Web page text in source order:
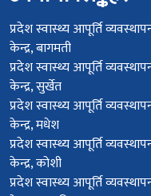
प्रदेश स्वास्थ्य आपूर्ति
केन्द्र, बागमती
प्रदेश स्वास्थ्य आपूर्ति
केन्द्र, सुर्खेत
प्रदेश स्वास्थ्य आपूर्ति
केन्द्र, मधेश
प्रदेश स्वास्थ्य आपूर्ति
केन्द्र, कोशी
प्रदेश स्वास्थ्य आपूर्ति